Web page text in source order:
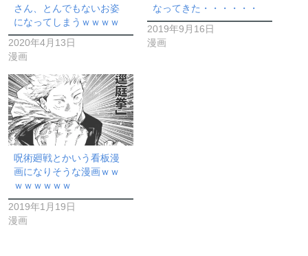
さん、とんでもないお姿
になってしまうｗｗｗｗ
2020年4月13日
漫画
なってきた・・・・・・
2019年9月16日
漫画
呪術廻戦とかいう看板漫
画になりそうな漫画ｗｗ
ｗｗｗｗｗｗ
2019年1月19日
漫画